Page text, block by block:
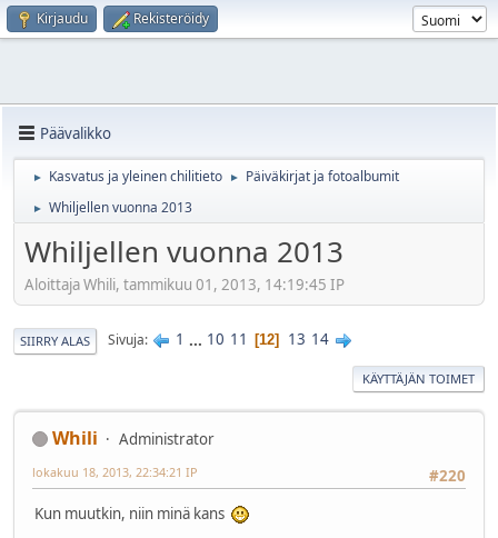
Kirjaudu Rekisteröidy
Päävalikko
► Kasvatus ja yleinen chilitieto ► Päiväkirjat ja fotoalbumit
► Whiljellen vuonna 2013
Whiljellen vuonna 2013
Aloittaja Whili, tammikuu 01, 2013, 14:19:45 IP
SIIRRY ALAS Sivuja 1 ... 10 11 12 13 14
KÄYTTÄJÄN TOIMET
Whili
Administrator
#220
lokakuu 18, 2013, 22:34:21 IP
Kun muutkin, niin minä kans